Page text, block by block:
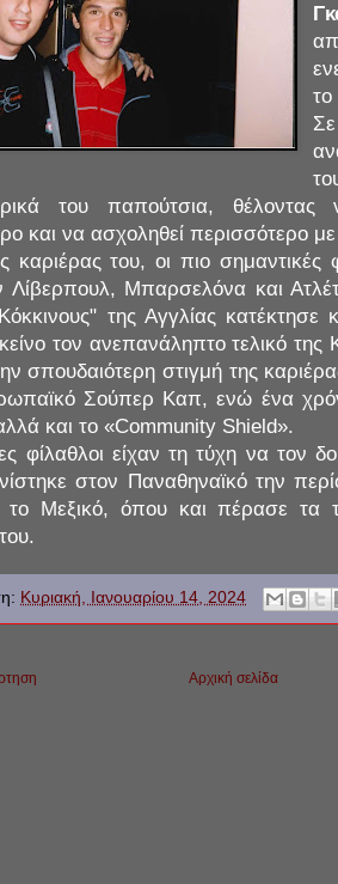
το
του παπούτσια, θέλοντας
και να ασχοληθεί περισσότερο με
καριέρας του, οι πιο
Λίβερπουλ, Μπαρσελόνα και
της Αγγλίας κατέκτησε
τον ανεπανάληπτο τελικό της
σπουδαιότερη στιγμή της
Σούπερ Καπ, ενώ ένα
και το «Community Shield».
φίλαθλοι είχαν τη τύχη να τον
στον Παναθηναϊκό την
το Μεξικό, όπου και πέρασε τα
Κυριακή, Ιανουαρίου 14, 2024
Αρχική σελίδα